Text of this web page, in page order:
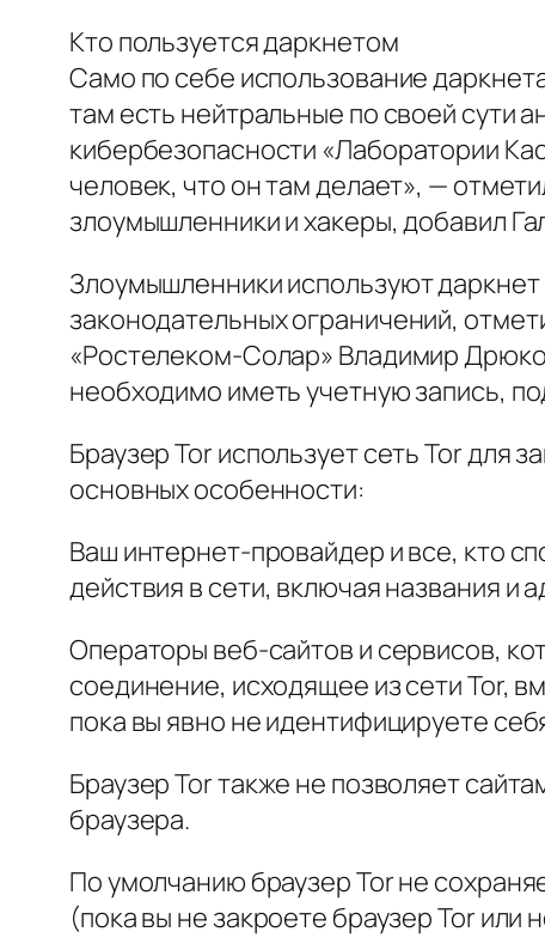
Кто пользуется даркнетом
Само по себе использование
там есть нейтральные по своей сути
кибербезопасности «Лаборатории
человек, что он там делает», —
злоумышленники и хакеры, добавил
Злоумышленники используют
законодательных ограничений,
«Ростелеком-Солар» Владимир
необходимо иметь учетную запись,
Браузер Tor использует сеть Tor для
основных особенности:
Ваш интернет-провайдер и все, кто
действия в сети, включая названия и
Операторы веб-сайтов и сервисов,
соединение, исходящее из сети Tor,
пока вы явно не идентифицируете
Браузер Tor также не позволяет
браузера.
По умолчанию браузер Tor не
(пока вы не закроете браузер Tor